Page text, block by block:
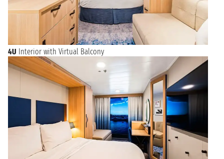
4U Interior with Virtual Balcony